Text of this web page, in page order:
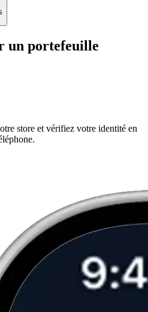
un portefeuille
store et vérifiez votre identité en